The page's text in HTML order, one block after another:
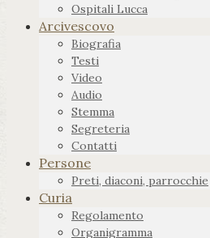
Ospitali Lucca
Arcivescovo
Biografia
Testi
Video
Audio
Stemma
Segreteria
Contatti
Persone
Preti, diaconi, parrocchie
Curia
Regolamento
Organigramma